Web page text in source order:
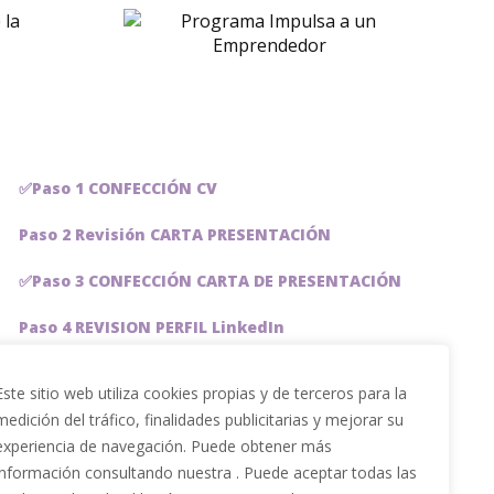
sitio web utiliza cookies propias y de terceros para la
del tráfico, finalidades publicitarias y mejorar su
de navegación. Puede obtener más
consultando nuestra . Puede aceptar todas las
un
✅Paso 1 CONFECCIÓN CV
Paso 2 Revisión CARTA PRESENTACIÓN
✅Paso 3 CONFECCIÓN CARTA DE PRESENTACIÓN
Paso 4 REVISION PERFIL LinkedIn
PACKS DE AHORRO
JOBAI, ASISTENTE DE IA PARA BUSCAR EMPLEO